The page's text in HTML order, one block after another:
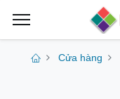
Cửa hàng